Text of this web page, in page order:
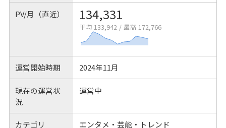
PV/月（直近） 134,331
平均 133,942 / 最高 172,766
運営開始時期 2024年11月
現在の運営状
況
運営中
カテゴリ エンタメ・芸能・トレンド